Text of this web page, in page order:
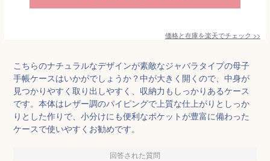
価格と在庫を楽天でチェック >>
こちらのナチュラルなデザインが素敵なジャバラタイプの母子
手帳ケースはいかがでしょうか？中が大きく開くので、中身が
見つかりやすく取り出しやすく、収納力もしっかりあるケース
です。本体はレザー調のパイピングで上質な仕上がりとしっか
りとした作りで、小分けにも便利なポケットが豊富に備わった
ケースで使いやすくお勧めです。
回答された質問